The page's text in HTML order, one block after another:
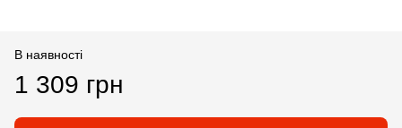
В наявності
1 309 грн